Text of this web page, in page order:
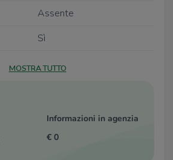
Assente
Sì
MOSTRA TUTTO
Informazioni in agenzia
€ 0